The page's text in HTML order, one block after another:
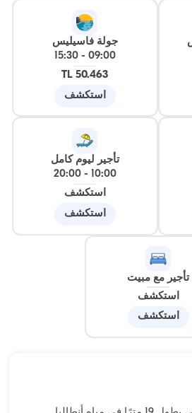
جولة فاسيليس
09:00
-
15:30
50.463 TL
استكشف
تأجير ليوم كامل
10:00
-
20:00
استكشف
استكشف
تأجير مع مبيت
استكشف
استكشف